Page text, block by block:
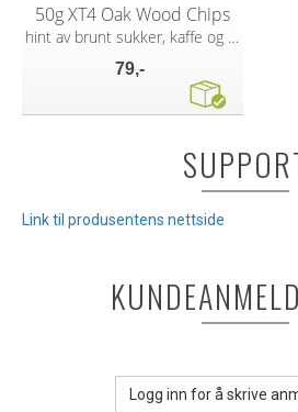
50g XT4 Oak Wood Chips
hint av brunt sukker, kaffe og sjokolade
79,-
Link til produsentens nettside
Logg inn for å skrive